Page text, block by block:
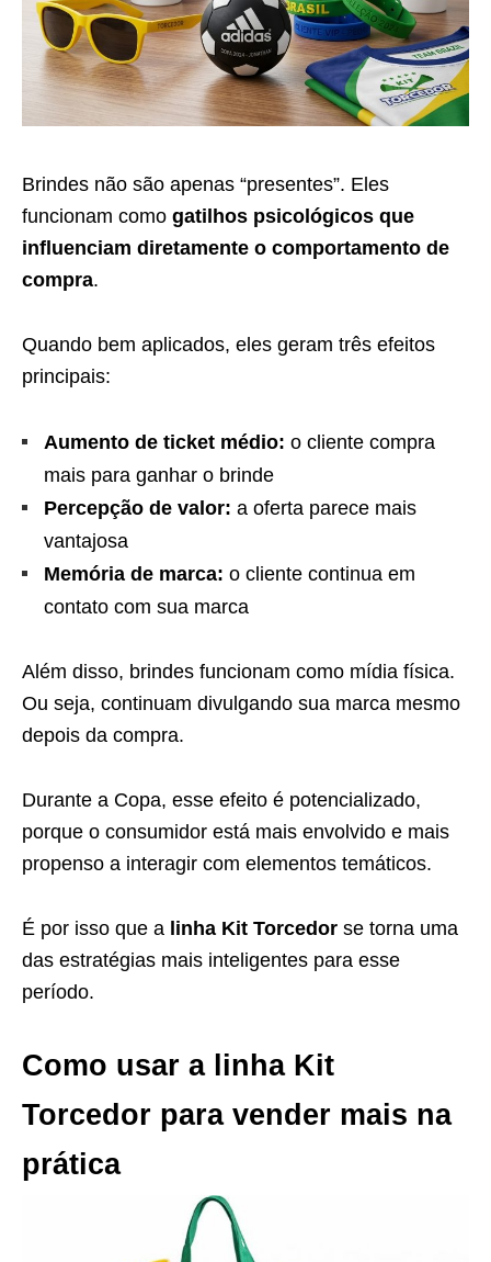
Brindes não são apenas “presentes”. Eles
funcionam como gatilhos psicológicos que
influenciam diretamente o comportamento de
compra.
Quando bem aplicados, eles geram três efeitos
principais:
Aumento de ticket médio: o cliente compra
mais para ganhar o brinde
Percepção de valor: a oferta parece mais
vantajosa
Memória de marca: o cliente continua em
contato com sua marca
Além disso, brindes funcionam como mídia física.
Ou seja, continuam divulgando sua marca mesmo
depois da compra.
Durante a Copa, esse efeito é potencializado,
porque o consumidor está mais envolvido e mais
propenso a interagir com elementos temáticos.
É por isso que a linha Kit Torcedor se torna uma
das estratégias mais inteligentes para esse
período.
Como usar a linha Kit
Torcedor para vender mais na
prática